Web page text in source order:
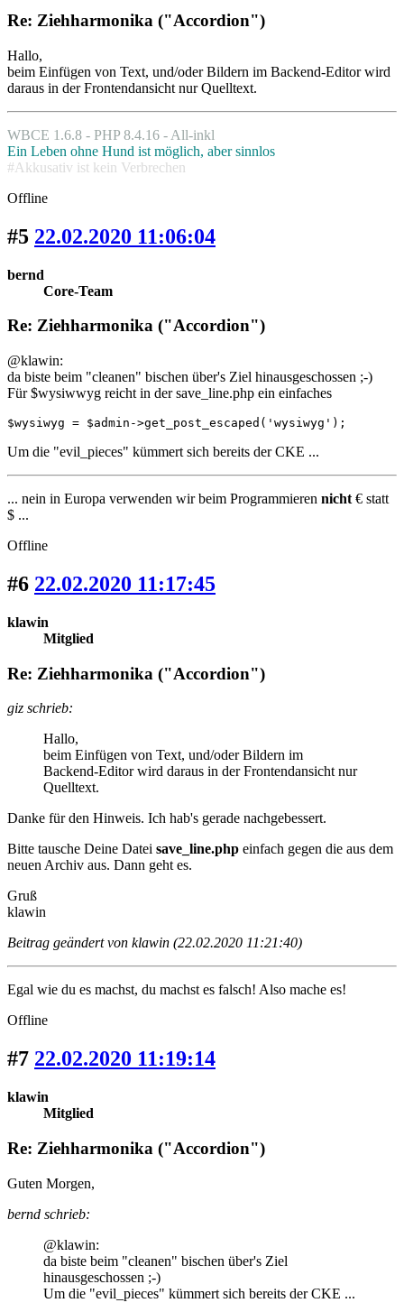
Re: Ziehharmonika ("Accordion")
Hallo,
beim Einfügen von Text, und/oder Bildern im Backend-Editor wird
daraus in der Frontendansicht nur Quelltext.
WBCE 1.6.8 - PHP 8.4.16 - All-inkl
Ein Leben ohne Hund ist möglich, aber sinnlos
#Akkusativ ist kein Verbrechen
Offline
#5 22.02.2020 11:06:04
bernd
Core-Team
Re: Ziehharmonika ("Accordion")
@klawin:
da biste beim "cleanen" bischen über's Ziel hinausgeschossen ;-)
Für $wysiwwyg reicht in der save_line.php ein einfaches
$wysiwyg = $admin->get_post_escaped('wysiwyg');
Um die "evil_pieces" kümmert sich bereits der CKE ...
... nein in Europa verwenden wir beim Programmieren nicht € statt
$ ...
Offline
#6 22.02.2020 11:17:45
klawin
Mitglied
Re: Ziehharmonika ("Accordion")
giz schrieb:
Hallo,
beim Einfügen von Text, und/oder Bildern im
Backend-Editor wird daraus in der Frontendansicht nur
Quelltext.
Danke für den Hinweis. Ich hab's gerade nachgebessert.
Bitte tausche Deine Datei save_line.php einfach gegen die aus dem
neuen Archiv aus. Dann geht es.
Gruß
klawin
Beitrag geändert von klawin (22.02.2020 11:21:40)
Egal wie du es machst, du machst es falsch! Also mache es!
Offline
#7 22.02.2020 11:19:14
klawin
Mitglied
Re: Ziehharmonika ("Accordion")
Guten Morgen,
bernd schrieb:
@klawin:
da biste beim "cleanen" bischen über's Ziel
hinausgeschossen ;-)
Um die "evil_pieces" kümmert sich bereits der CKE ...